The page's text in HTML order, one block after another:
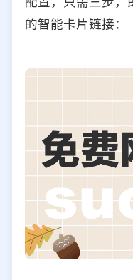
的智能卡片链接：